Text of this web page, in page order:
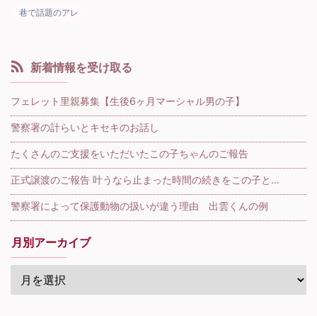
巷で話題のアレ
新着情報を受け取る
フェレット里親募集【生後6ヶ月マーシャル男の子】
警察署の計らいとキセキのお話し
たくさんのご支援をいただいたこの子ちゃんのご報告
正式譲渡のご報告 叶うなら止まった時間の続きをこの子と…
警察署によって保護動物の扱いが違う理由 出雲くんの例
月別アーカイブ